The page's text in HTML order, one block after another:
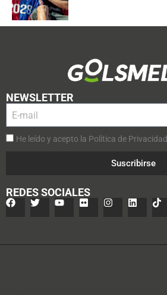
NEWSLETTER
He leído y acepto la Política de Privacidad.
Suscribirse
REDES SOCIALES